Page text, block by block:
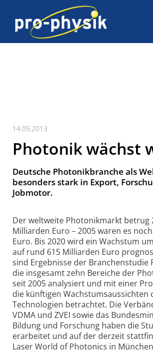
14.05.2013
Photonik wächst
Deutsche Photonikbranche als
besonders stark in Export,
Jobmotor.
Der weltweite Photonikmarkt betrug
Milliarden Euro – 2005 waren es
Euro. Bis 2020 wird ein Wachstum
auf rund 615 Milliarden Euro
sind Ergebnisse der Branchenstudie
die insgesamt zehn Bereiche der
seit 2005 analysiert und mit einer
die künftigen Wachstumsaussichten
Technologien betrachtet. Die
VDMA und ZVEI sowie das
Bildung und Forschung haben die
erarbeitet und auf der derzeit
Laser World of Photonics in